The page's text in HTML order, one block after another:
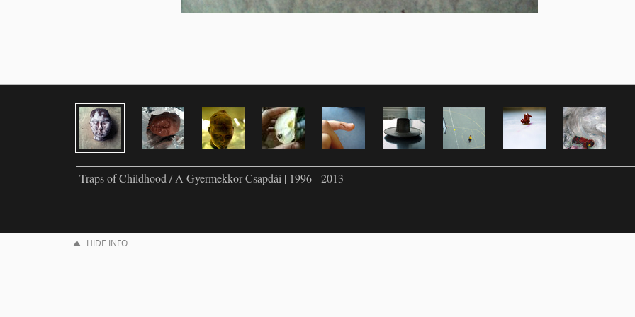
Traps of Childhood / A Gyermekkor Csapdái | 1996 - 2013
HIDE INFO